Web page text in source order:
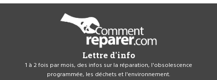
Lettre d'info
1 à 2 fois par mois, des infos sur la réparation, l'obsolescence
programmée, les déchets et l'environnement.